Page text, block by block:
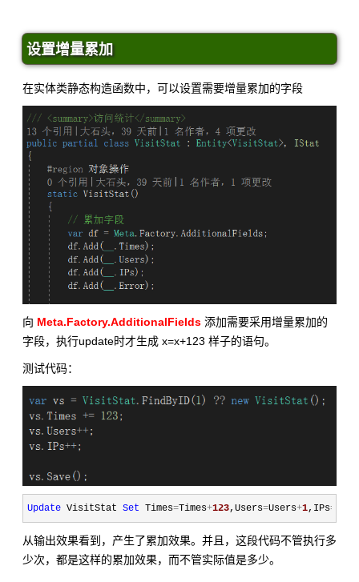
设置增量累加
在实体类静态构造函数中，可以设置需要增量累加的字段
向 Meta.Factory.AdditionalFields 添加需要采用增量累加的
字段，执行update时才生成 x=x+123 样子的语句。
测试代码：
Update VisitStat Set Times=Times+123,Users=Users+1,IPs=
从输出效果看到，产生了累加效果。并且，这段代码不管执行多
少次，都是这样的累加效果，而不管实际值是多少。